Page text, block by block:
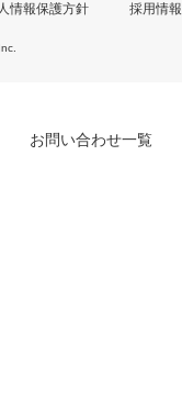
情報保護方針 採用情報
お問い合わせ一覧